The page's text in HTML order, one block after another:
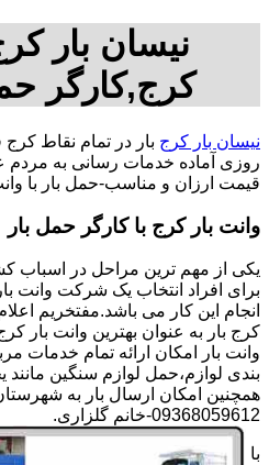
نیسان بار
کرج,کارگر
نیسان بار کرج بار در تمام نقاط
روزی آماده خدمات رسانی به مردم
قیمت ارزان و مناسب-حمل بار با
وانت بار کرج با کارگر حمل بار
یکی از مهم ترین مراحل در
برای افراد انتخاب یک شرکت وانت
انجام این کار می باشد.مفتخریم
کرج بار به عنوان بهترین وانت بار
وانت بار امکان ارائه تمام خدمات
بندی لوازم،حمل لوازم سنگین مانند
همچنین امکان ارسال بار به
09368059612-خانم گلزاری.
با